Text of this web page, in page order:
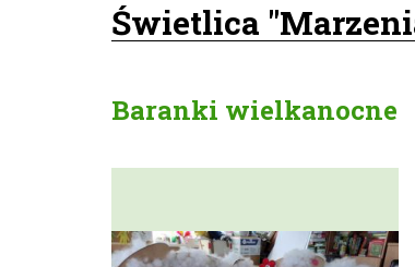
Świetlica
Baranki wielkanocne